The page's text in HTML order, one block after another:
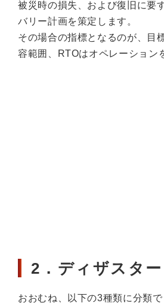
被災時の損失、および復旧に要
バリー計画を策定します。
その場合の指標となるのが、目
容範囲、RTOはオペレーション
2．ディザスタ
おおむね、以下の3種類に分類